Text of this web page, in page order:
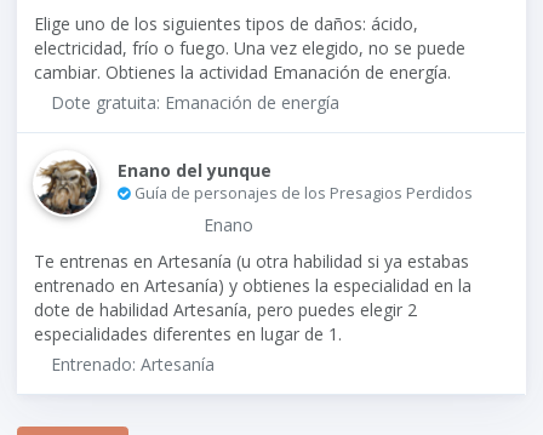
Elige uno de los siguientes tipos de daños: ácido,
electricidad, frío o fuego. Una vez elegido, no se puede
cambiar. Obtienes la actividad Emanación de energía.
Dote gratuita: Emanación de energía
Enano del yunque
Guía de personajes de los Presagios Perdidos
Enano
Te entrenas en Artesanía (u otra habilidad si ya estabas
entrenado en Artesanía) y obtienes la especialidad en la
dote de habilidad Artesanía, pero puedes elegir 2
especialidades diferentes en lugar de 1.
Entrenado: Artesanía